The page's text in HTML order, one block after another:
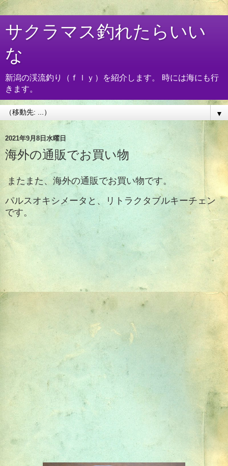
サクラマス釣れたらいい
な
新潟の渓流釣り（ｆｌｙ）を紹介します。 時には海にも行
きます。
▼
2021年9月8日水曜日
海外の通販でお買い物
またまた、海外の通販でお買い物です。
パルスオキシメータと、リトラクタブルキーチェン
です。